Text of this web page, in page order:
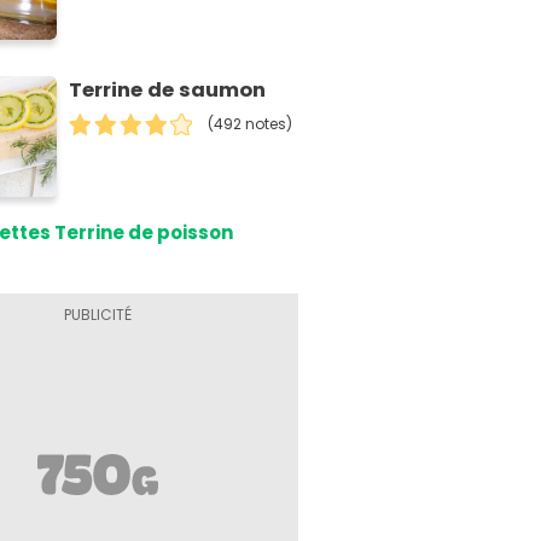
Terrine de saumon
(492 notes)
Terrine de poisson